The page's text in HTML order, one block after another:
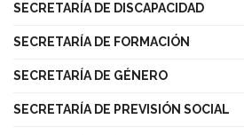
SECRETARÍA DE DISCAPACIDAD
SECRETARÍA DE FORMACIÓN
SECRETARÍA DE GÉNERO
SECRETARÍA DE PREVISIÓN SOCIAL